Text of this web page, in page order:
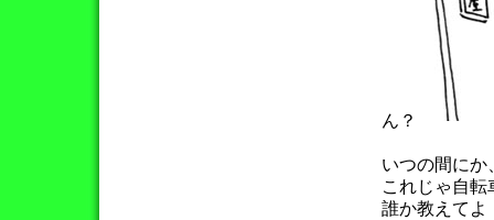
ん？
いつの間にか
これじゃ自転
誰か教えてよ